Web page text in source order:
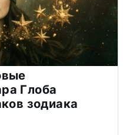
Глоба
зодиака